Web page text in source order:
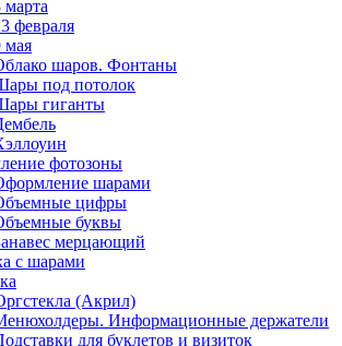
марта
февраля
мая
шаров. Фонтаны
под потолок
гиганты
фотозоны
шарами
цифры
буквы
мерцающий
с шарами
(Акрил)
Информационные держатели
для буклетов и визиток